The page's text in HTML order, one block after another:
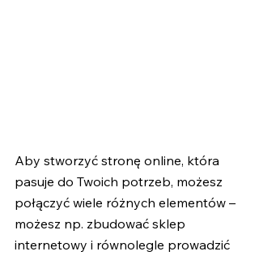
Aby stworzyć stronę online, która
pasuje do Twoich potrzeb, możesz
połączyć wiele różnych elementów –
możesz np. zbudować sklep
internetowy i równolegle prowadzić